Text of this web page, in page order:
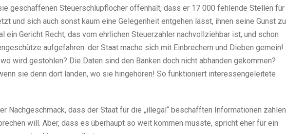
geschaffenen Steuerschlupflöcher offenhält, dass er 17 000 fehlende Stellen für
und sich auch sonst kaum eine Gelegenheit entgehen lässt, ihnen seine Gunst zu
ein Gericht Recht, das vom ehrlichen Steuerzahler nachvollziehbar ist, und schon
aufgefahren: der Staat mache sich mit Einbrechern und Dieben gemein!
wird gestohlen? Die Daten sind den Banken doch nicht abhanden gekommen?
sie denn dort landen, wo sie hingehören! So funktioniert interessengeleitete
Nachgeschmack, dass der Staat für die „illegal“ beschafften Informationen zahlen
will. Aber, dass es überhaupt so weit kommen musste, spricht eher für ein